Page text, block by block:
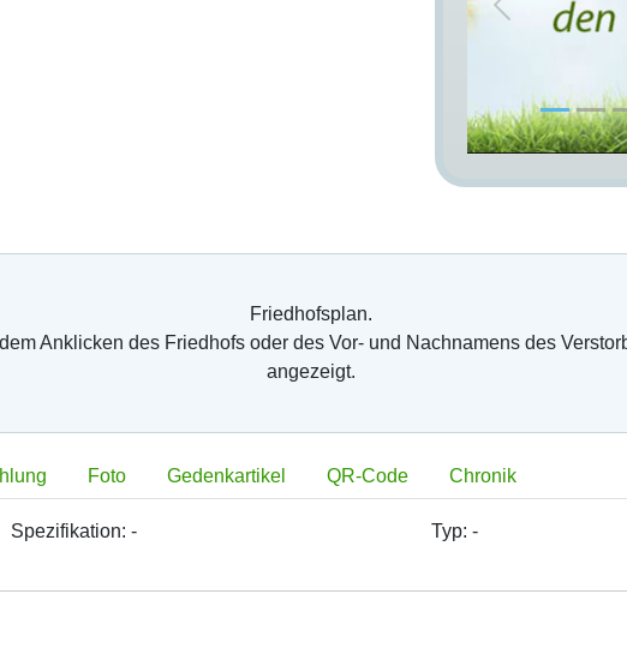
Previous
Friedhofsplan.
Anklicken des Friedhofs oder des Vor- und Nachnamens des
angezeigt.
Foto Gedenkartikel QR-Code Chronik
Spezifikation:- Typ: -